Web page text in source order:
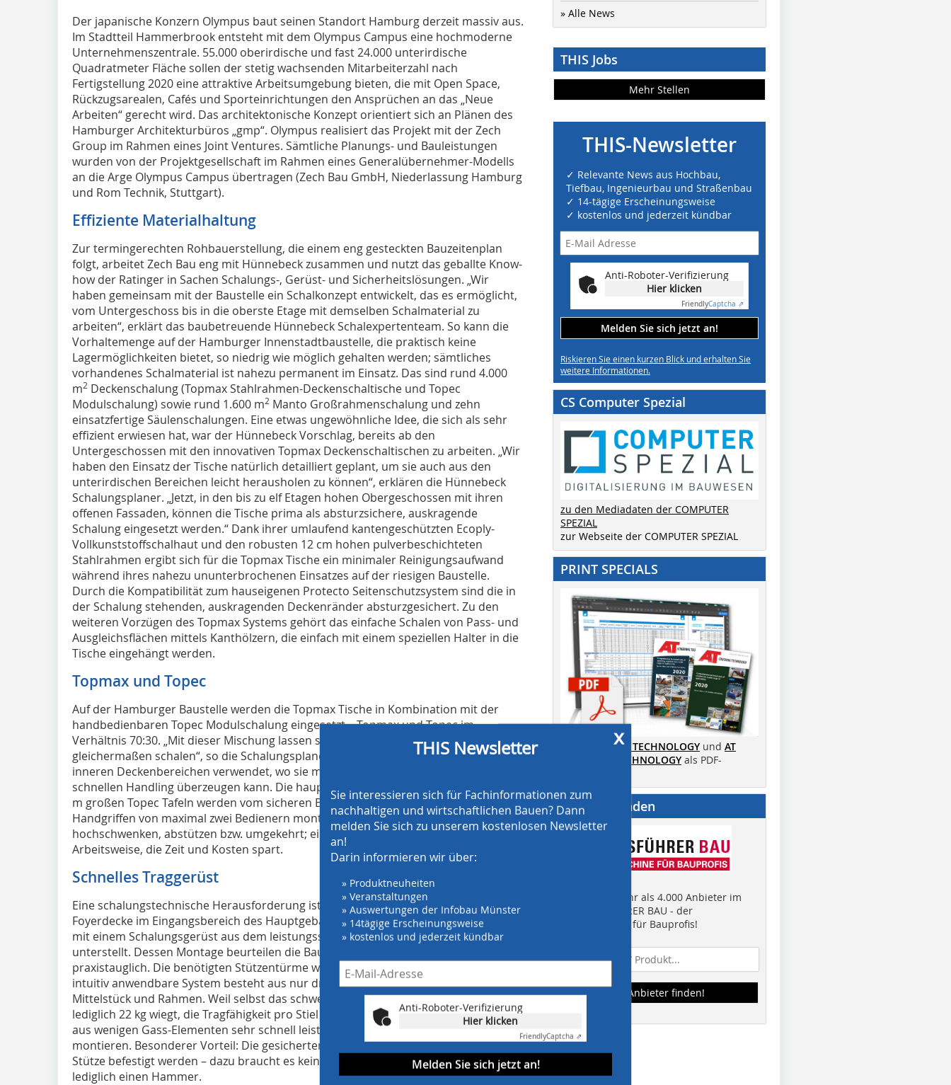
Der japanische Konzern Olympus baut seinen Standort Hamburg derzeit massiv aus.
Im Stadtteil Hammerbrook entsteht mit dem Olympus Campus eine hochmoderne
Unternehmenszentrale. 55.000 oberirdische und fast 24.000 unterirdische
Quadratmeter Fläche sollen der stetig wachsenden Mitarbeiterzahl nach
Fertigstellung 2020 eine attraktive Arbeitsumgebung bieten, die mit Open Space,
Rückzugsarealen, Cafés und Sporteinrichtungen den Ansprüchen an das „Neue
Arbeiten“ gerecht wird. Das architektonische Konzept orientiert sich an Plänen des
Hamburger Architekturbüros „gmp“. Olympus realisiert das Projekt mit der Zech
Group im Rahmen eines Joint Ventures. Sämtliche Planungs- und Bauleistungen
wurden von der Projektgesellschaft im Rahmen eines Generalübernehmer-Modells
an die Arge Olympus Campus übertragen (Zech Bau GmbH, Niederlassung Hamburg
und Rom Technik, Stuttgart).
Effiziente Materialhaltung
Zur termingerechten Rohbauerstellung, die einem eng gesteckten Bauzeitenplan
folgt, arbeitet Zech Bau eng mit Hünnebeck zusammen und nutzt das geballte Know-
how der Ratinger in Sachen Schalungs-, Gerüst- und Sicherheitslösungen. „Wir
haben gemeinsam mit der Baustelle ein Schalkonzept entwickelt, das es ermöglicht,
vom Untergeschoss bis in die oberste Etage mit demselben Schalmaterial zu
arbeiten“, erklärt das baubetreuende Hünnebeck Schalexpertenteam. So kann die
Vorhaltemenge auf der Hamburger Innenstadtbaustelle, die praktisch keine
Lagermöglichkeiten bietet, so niedrig wie möglich gehalten werden; sämtliches
vorhandenes Schalmaterial ist nahezu permanent im Einsatz. Das sind rund 4.000
m2 Deckenschalung (Topmax Stahlrahmen-Deckenschaltische und Topec
Modulschalung) sowie rund 1.600 m2 Manto Großrahmenschalung und zehn
einsatzfertige Säulenschalungen. Eine etwas ungewöhnliche Idee, die sich als sehr
effizient erwiesen hat, war der Hünnebeck Vorschlag, bereits ab den
Untergeschossen mit den innovativen Topmax Deckenschaltischen zu arbeiten. „Wir
haben den Einsatz der Tische natürlich detailliert geplant, um sie auch aus den
unterirdischen Bereichen leicht herausholen zu können“, erklären die Hünnebeck
Schalungsplaner. „Jetzt, in den bis zu elf Etagen hohen Obergeschossen mit ihren
offenen Fassaden, können die Tische prima als absturzsichere, auskragende
Schalung eingesetzt werden.“ Dank ihrer umlaufend kantengeschützten Ecoply-
Vollkunststoffschalhaut und den robusten 12 cm hohen pulverbeschichteten
Stahlrahmen ergibt sich für die Topmax Tische ein minimaler Reinigungsaufwand
während ihres nahezu ununterbrochenen Einsatzes auf der riesigen Baustelle.
Durch die Kompatibilität zum hauseigenen Protecto Seitenschutzsystem sind die in
der Schalung stehenden, auskragenden Deckenränder absturzgesichert. Zu den
weiteren Vorzügen des Topmax Systems gehört das einfache Schalen von Pass- und
Ausgleichsflächen mittels Kanthölzern, die einfach mit einem speziellen Halter in die
Tische eingehängt werden.
Topmax und Topec
Auf der Hamburger Baustelle werden die Topmax Tische in Kombination mit der
handbedienbaren Topec Modulschalung eingesetzt – Topmax und Topec im
Verhältnis 70:30. „Mit dieser Mischung lassen sich alle Geschosse von unten bis oben
gleichermaßen schalen“, so die Schalungsplaner. Topec wird an den kleinteiligeren
inneren Deckenbereichen verwendet, wo sie mit ihrem besonders ergonomischen,
schnellen Handling überzeugen kann. Die hauptsächlich verwendeten 1,80 m x 1,80
m großen Topec Tafeln werden vom sicheren Boden aus mit nur wenigen
Handgriffen von maximal zwei Bedienern montiert bzw. demontiert: Tafel einhängen,
hochschwenken, abstützen bzw. umgekehrt; eine besonders simple und schnelle
Arbeitsweise, die Zeit und Kosten spart.
Schnelles Traggerüst
Eine schalungstechnische Herausforderung ist die gut 7,50 m hohe, ca. 800 m große
Foyerdecke im Eingangsbereich des Hauptgebäudes. Hier wurden die Topmax-Tische
mit einem Schalungsgerüst aus dem leistungsstarken Unterstützungssystem Gass
unterstellt. Dessen Montage beurteilen die Bauausführenden als besonders
praxistauglich. Die benötigten Stützentürme waren schnell aufgebaut, denn das
intuitiv anwendbare System besteht aus nur drei Basiskomponenten: Stütze,
Mittelstück und Rahmen. Weil selbst das schwerste Teil des Alu-Baukastensystems
lediglich 22 kg wiegt, die Tragfähigkeit pro Stiel aber bis zu 140 kN beträgt, lassen sich
aus wenigen Gass-Elementen sehr schnell leistungsfähige Konstruktionen
montieren. Besonderer Vorteil: Die gesicherten Rahmen können an jeder Stelle der
Stütze befestigt werden – dazu braucht es kein besonderes Werkzeug, sondern
lediglich einen Hammer.
x
THIS Newsletter
Sie interessieren sich für Fachinformationen zum
nachhaltigen und wirtschaftlichen Bauen? Dann
melden Sie sich zu unserem kostenlosen Newsletter
an!
Darin informieren wir über:
» Produktneuheiten
» Veranstaltungen
» Auswertungen der Infobau Münster
» 14tägige Erscheinungsweise
» kostenlos und jederzeit kündbar
Anti-Roboter-Verifizierung
Hier klicken
FriendlyCaptcha ⇗
Melden Sie sich jetzt an!
» Alle News
THIS Jobs
Mehr Stellen
THIS-Newsletter
✓ Relevante News aus Hochbau,
Tiefbau, Ingenieurbau und Straßenbau
✓ 14-tägige Erscheinungsweise
✓ kostenlos und jederzeit kündbar
Anti-Roboter-Verifizierung
Hier klicken
FriendlyCaptcha ⇗
Melden Sie sich jetzt an!
Riskieren Sie einen kurzen Blick und erhalten Sie
weitere Informationen.
CS Computer Spezial
zu den Mediadaten der COMPUTER
SPEZIAL
zur Webseite der COMPUTER SPEZIAL
PRINT SPECIALS
AT SCREENING TECHNOLOGY und AT
CRUSHING TECHNOLOGY als PDF-
Anbieter finden
Finden Sie mehr als 4.000 Anbieter im
EINKAUFSFÜHRER BAU - der
Suchmaschine für Bauprofis!
Anbieter finden!